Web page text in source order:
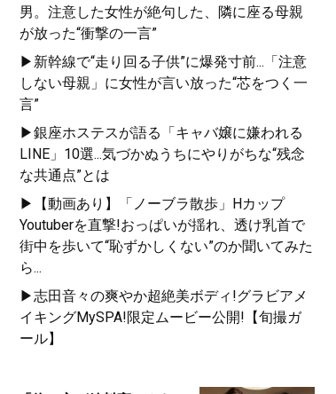
男。注意した女性が絶句した、隣に座る母親
が放った“衝撃の一言”
▶新幹線で“走り回る子供”に爆発寸前...「注意
しない母親」に女性が言い放った“芯をつく一
言”
▶銀座ホステスが語る「キャバ嬢に嫌われる
LINE」10選...気づかぬうちにやりがちな“残念
な共通点”とは
▶【動画あり】「ノーブラ散歩」Hカップ
Youtuberを直撃!おっぱいが揺れ、透け乳首で
街中を歩いて“恥ずかしくない”のか聞いてみた
ら...
▶志田音々の爽やか超絶美ボディ!グラビアメ
イキングMySPA!限定ムービー公開!【旬撮ガ
ール】